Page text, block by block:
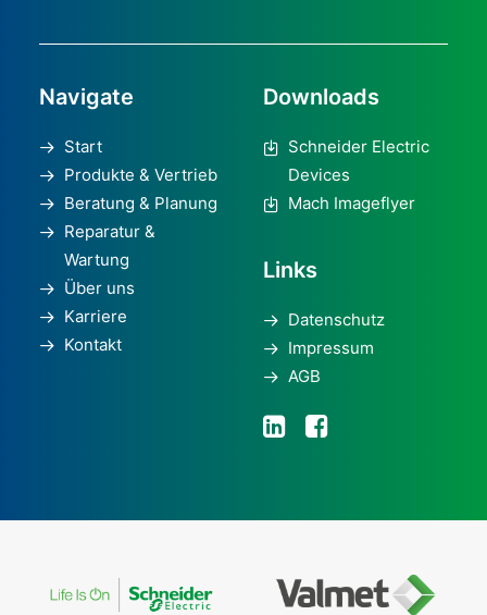
Navigate
Start
Produkte & Vertrieb
Beratung & Planung
Reparatur &
Wartung
Über uns
Karriere
Kontakt
Downloads
Schneider Electric
Devices
Mach Imageflyer
Links
Datenschutz
Impressum
AGB